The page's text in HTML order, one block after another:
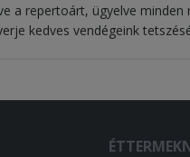
a repertoárt, ügyelve minden
kedves vendégeink